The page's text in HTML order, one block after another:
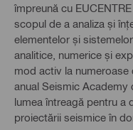
împreună cu
scopul de a analiza și
elementelor și
analitice, numerice și
mod activ la
anual Seismic Academy
lumea întreagă pentru a
proiectării seismice în